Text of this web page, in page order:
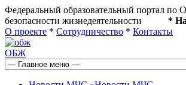
Федеральный образовательный портал по
безопасности жизнедеятельности *
О проекте * Сотрудничество * Контакты
ОБЖ